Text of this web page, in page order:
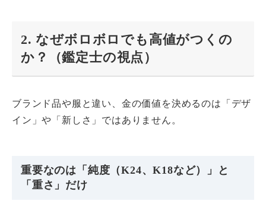
2. なぜボロボロでも高値がつくの
か？（鑑定士の視点）
ブランド品や服と違い、金の価値を決めるのは「デザ
イン」や「新しさ」ではありません。
重要なのは「純度（K24、K18など）」と
「重さ」だけ